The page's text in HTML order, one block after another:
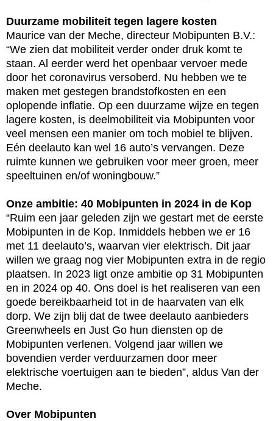
Duurzame mobiliteit tegen lagere kosten
Maurice van der Meche, directeur Mobipunten B.V.:
“We zien dat mobiliteit verder onder druk komt te
staan. Al eerder werd het openbaar vervoer mede
door het coronavirus versoberd. Nu hebben we te
maken met gestegen brandstofkosten en een
oplopende inflatie. Op een duurzame wijze en tegen
lagere kosten, is deelmobiliteit via Mobipunten voor
veel mensen een manier om toch mobiel te blijven.
Eén deelauto kan wel 16 auto’s vervangen. Deze
ruimte kunnen we gebruiken voor meer groen, meer
speeltuinen en/of woningbouw.”
Onze ambitie: 40 Mobipunten in 2024 in de Kop
“Ruim een jaar geleden zijn we gestart met de eerste
Mobipunten in de Kop. Inmiddels hebben we er 16
met 11 deelauto’s, waarvan vier elektrisch. Dit jaar
willen we graag nog vier Mobipunten extra in de regio
plaatsen. In 2023 ligt onze ambitie op 31 Mobipunten
en in 2024 op 40. Ons doel is het realiseren van een
goede bereikbaarheid tot in de haarvaten van elk
dorp. We zijn blij dat de twee deelauto aanbieders
Greenwheels en Just Go hun diensten op de
Mobipunten verlenen. Volgend jaar willen we
bovendien verder verduurzamen door meer
elektrische voertuigen aan te bieden”, aldus Van der
Meche.
Over Mobipunten